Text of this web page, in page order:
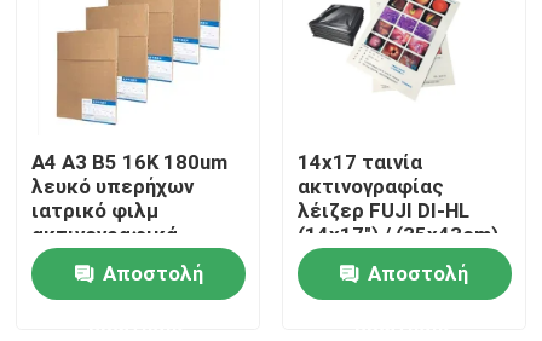
Ταινία ακτίνας X λέιζερ
Ταινία ακτίνας X της PET
Ταινίες οθόνης μεταξιού
Α4 Α3 Β5 16K 180um
λευκό υπερήχων
ιατρικό φιλμ
ακτινογραφικά
φύλλα
Αποστολή
14x17 ταινία
ακτινογραφίας
λέιζερ FUJI DI-HL
(14x17") / (35x43cm)
Ιατρική ταινία λέιζερ
στεγνή ταινία fuji
Αποστολή